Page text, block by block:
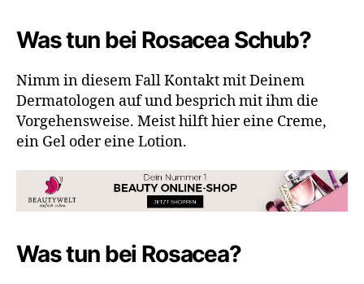
Was tun bei Rosacea Schub?
Nimm in diesem Fall Kontakt mit Deinem
Dermatologen auf und besprich mit ihm die
Vorgehensweise. Meist hilft hier eine Creme,
ein Gel oder eine Lotion.
Was tun bei Rosacea?